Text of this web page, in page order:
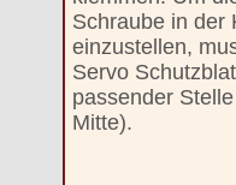
Schraube in der
einzustellen,
Servo
passender
Mitte).